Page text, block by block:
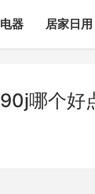
器 居家日用
哪个好